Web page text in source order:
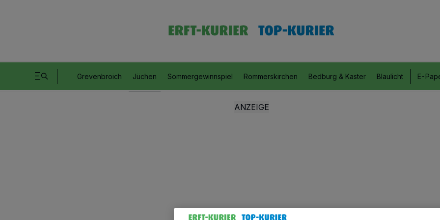
Grevenbroich Jüchen Sommergewinnspiel Rommerskirchen Bedburg & Kaster Blaulicht E-